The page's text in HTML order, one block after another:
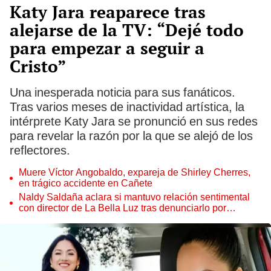
Katy Jara reaparece tras
alejarse de la TV: “Dejé todo
para empezar a seguir a
Cristo”
Una inesperada noticia para sus fanáticos.
Tras varios meses de inactividad artística, la
intérprete Katy Jara se pronunció en sus redes
para revelar la razón por la que se alejó de los
reflectores.
Muere Víctor Angobaldo, expareja de Shirley Cherres,
en trágico accidente en Cañete
Naldy Saldaña aclara si mantuvo relación sentimental
con director de La Bella Luz tras denunciarlo por